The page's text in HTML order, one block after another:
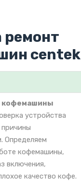
ремонт
centek
кофемашины
устройства
причины
Определяем
кофемашины,
включения,
качество кофе.